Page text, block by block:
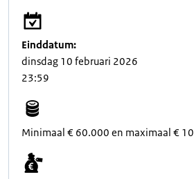
Einddatum:
dinsdag 10 februari 2026
23:59
Minimaal € 60.000 en maximaal €